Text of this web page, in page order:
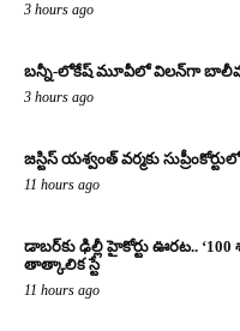
3 hours ago
బన్నీ-లోకేష్ మూవీలో విలన్‌గా
3 hours ago
జస్టిస్ యశ్వంత్ వర్మకు
11 hours ago
డాబర్‌కు ఢిల్లీ హైకోర్టు ఊరట..
తాత్కాలిక స్టే
11 hours ago